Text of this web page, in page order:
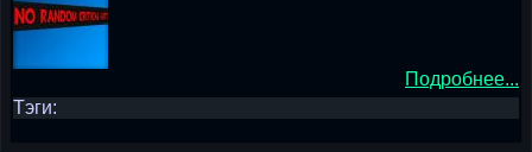
Подробнее...
Тэги: